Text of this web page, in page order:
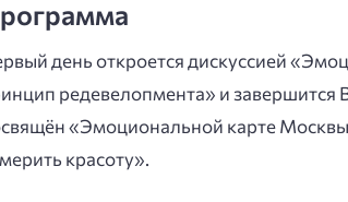
день откроется дискуссией
редевелопмента» и завершится
«Эмоциональной карте
красоту».